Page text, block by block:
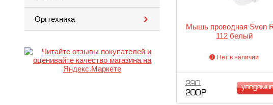
Оргтехника
Мышь проводная Sven
112 белый
Нет в наличии
290
200 Р